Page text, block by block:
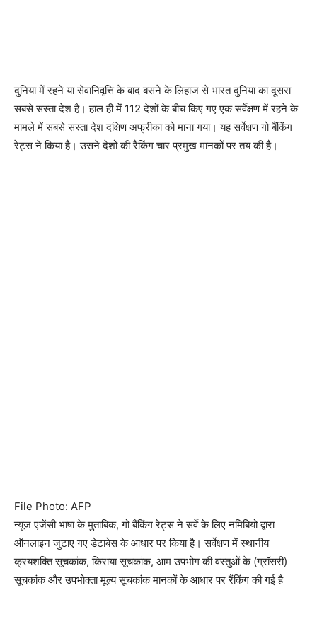
दुनिया में रहने या सेवानिवृत्ति के बाद बसने के लिहाज से भारत दुनिया का दूसरा
सबसे सस्ता देश है। हाल ही में 112 देशों के बीच किए गए एक सर्वेक्षण में रहने के
मामले में सबसे सस्ता देश दक्षिण अफ्रीका को माना गया। यह सर्वेक्षण गो बैंकिंग
रेट्स ने किया है। उसने देशों की रैंकिंग चार प्रमुख मानकों पर तय की है।
File Photo: AFP
न्यूज एजेंसी भाषा के मुताबिक, गो बैंकिंग रेट्स ने सर्वे के लिए नमिबियो द्वारा
ऑनलाइन जुटाए गए डेटाबेस के आधार पर किया है। सर्वेक्षण में स्थानीय
क्रयशक्ति सूचकांक, किराया सूचकांक, आम उपभोग की वस्तुओं के (ग्रॉसरी)
सूचकांक और उपभोक्ता मूल्य सूचकांक मानकों के आधार पर रैंकिंग की गई है